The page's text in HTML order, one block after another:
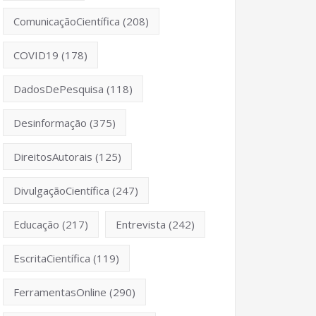
ComunicaçãoCientífica (208)
COVID19 (178)
DadosDePesquisa (118)
Desinformação (375)
DireitosAutorais (125)
DivulgaçãoCientífica (247)
Educação (217) Entrevista (242)
EscritaCientífica (119)
FerramentasOnline (290)